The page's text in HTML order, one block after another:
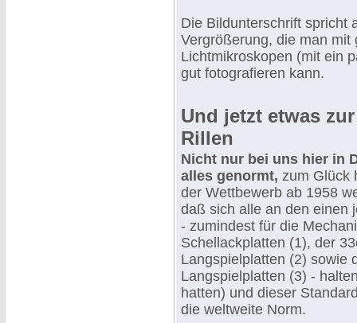
Die Bildunterschrift spricht
Vergrößerung, die man mit
Lichtmikroskopen (mit ein
gut fotografieren kann.
Und jetzt etwas
Rillen
Nicht nur bei uns hier in
alles genormt, zum Glück
der Wettbewerb ab 1958
daß sich alle an den einen
- zumindest für die
Schellackplatten (1), der
Langspielplatten (2) sowie
Langspielplatten (3) -
hatten) und dieser
die weltweite Norm.